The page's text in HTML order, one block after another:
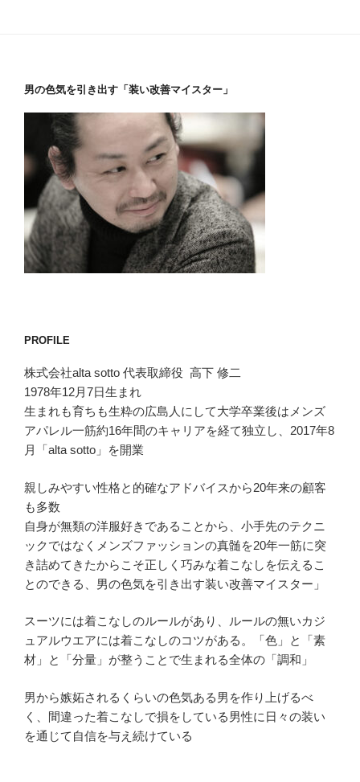
男の色気を引き出す「装い改善マイスター」
PROFILE
株式会社alta sotto 代表取締役 高下 修二
1978年12月7日生まれ
生まれも育ちも生粋の広島人にして大学卒業後はメンズ
アパレル一筋約16年間のキャリアを経て独立し、2017年8
月「alta sotto」を開業
親しみやすい性格と的確なアドバイスから20年来の顧客
も多数
自身が無類の洋服好きであることから、小手先のテクニ
ックではなくメンズファッションの真髄を20年一筋に突
き詰めてきたからこそ正しく巧みな着こなしを伝えるこ
とのできる、男の色気を引き出す装い改善マイスター」
スーツには着こなしのルールがあり、ルールの無いカジ
ュアルウエアには着こなしのコツがある。「色」と「素
材」と「分量」が整うことで生まれる全体の「調和」
男から嫉妬されるくらいの色気ある男を作り上げるべ
く、間違った着こなしで損をしている男性に日々の装い
を通じて自信を与え続けている